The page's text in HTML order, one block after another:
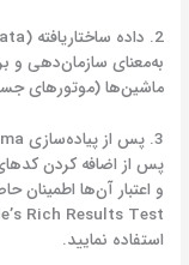
2. داده ساختاریافته (Structured Data) به چه معناست؟
به‌معنای سازمان‌دهی و
ماشین‌ها (موتورهای
3. پس از پیاده‌سازی Schema، چگونه از صحت آن اطمینان حاصل کنیم؟
پس از اضافه کردن
و اعتبار آن‌ها اطمینان
استفاده نمایید.